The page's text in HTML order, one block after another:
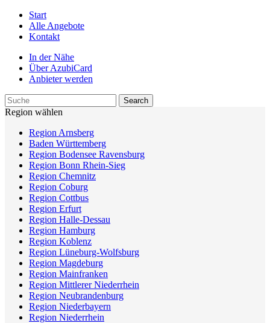
Start
Alle Angebote
Kontakt
In der Nähe
Über AzubiCard
Anbieter werden
Region wählen
Region Arnsberg
Baden Württemberg
Region Bodensee Ravensburg
Region Bonn Rhein-Sieg
Region Chemnitz
Region Coburg
Region Cottbus
Region Erfurt
Region Halle-Dessau
Region Hamburg
Region Koblenz
Region Lüneburg-Wolfsburg
Region Magdeburg
Region Mainfranken
Region Mittlerer Niederrhein
Region Neubrandenburg
Region Niederbayern
Region Niederrhein